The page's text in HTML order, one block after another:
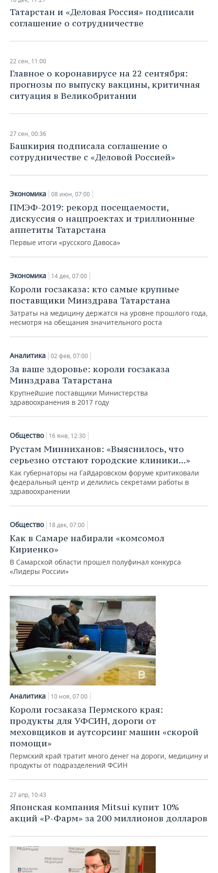
НЕФТЕХИМИЯ
НЕФТЬ
ЭНЕРГЕТИКА
РОЗНИЧНАЯ ТОРГОВЛЯ
ТРАНСПОРТ
УСЛУГИ
НОВОСТИ ТЕХНОЛОГИЙ
IT
МЕДИА
ТЕЛЕКОММУНИКАЦИИ
МЕРОПРИЯТИЯ
НОВОСТИ МЕРОПРИЯТИЙ
ВЫЕЗДНАЯ РЕДАКЦИЯ
БИЗНЕС-БРАНЧИ
ОТКРЫТАЯ ЛЕКЦИЯ
СПОРТ
НОВОСТИ СПОРТА
ФУТБОЛ
БАСКЕТБОЛ
ВОЛЕЙБОЛ
КИБЕРСПОРТ
ФИГУРНОЕ КАТАНИЕ
ВОДНЫЕ ВИДЫ СПОРТА
ХОККЕЙ С МЯЧОМ
ОБЩЕСТВО
НОВОСТИ ОБЩЕСТВА
ИНФРАСТРУКТУРА
ИСТОРИЯ
КУЛЬТУРА
МЕДИЦИНА
ОБРАЗОВАНИЕ
ПРОИСШЕСТВИЯ
ФОТОГАЛЕРЕЯ
СПРАВОЧНИК
СПИСОК ПЕРСОН
СПИСОК КОМПАНИЙ
ПОЛНАЯ ВЕРСИЯ
Татарстан и «Деловая Россия» подписали
соглашение о сотрудничестве
22 сен, 11:00
Главное о коронавирусе на 22 сентября:
прогнозы по выпуску вакцины, критичная
ситуация в Великобритании
27 сен, 00:36
Башкирия подписала соглашение о
сотрудничестве с «Деловой Россией»
Экономика 08 июн, 07:00
ПМЭФ-2019: рекорд посещаемости,
дискуссия о нацпроектах и триллионные
аппетиты Татарстана
Первые итоги «русского Давоса»
Экономика 14 дек, 07:00
Короли госзаказа: кто самые крупные
поставщики Минздрава Татарстана
Затраты на медицину держатся на уровне прошлого года,
несмотря на обещания значительного роста
Аналитика 02 фев, 07:00
За ваше здоровье: короли госзаказа
Минздрава Татарстана
Крупнейшие поставщики Министерства
здравоохранения в 2017 году
Общество 16 янв, 12:30
Рустам Минниханов: «Выяснилось, что
серьезно отстают городские клиники...»
Как губернаторы на Гайдаровском форуме критиковали
федеральный центр и делились секретами работы в
здравоохранении
Общество 18 дек, 07:00
Как в Самаре набирали «комсомол
Кириенко»
В Самарской области прошел полуфинал конкурса
«Лидеры России»
Аналитика 10 ноя, 07:00
Короли госзаказа Пермского края:
продукты для УФСИН, дороги от
меховщиков и аутсорсинг машин «скорой
помощи»
Пермский край тратит много денег на дороги, медицину и
продукты от подразделений ФСИН
27 апр, 10:43
Японская компания Mitsui купит 10%
акций «Р-Фарм» за 200 миллионов долларов